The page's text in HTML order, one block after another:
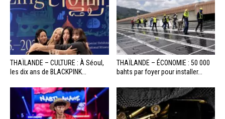
THAÏLANDE – CULTURE : À Séoul,
les dix ans de BLACKPINK...
THAÏLANDE – ÉCONOMIE : 50 000
bahts par foyer pour installer...